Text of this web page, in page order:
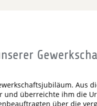
Aus
und überreichte ihm die
über die